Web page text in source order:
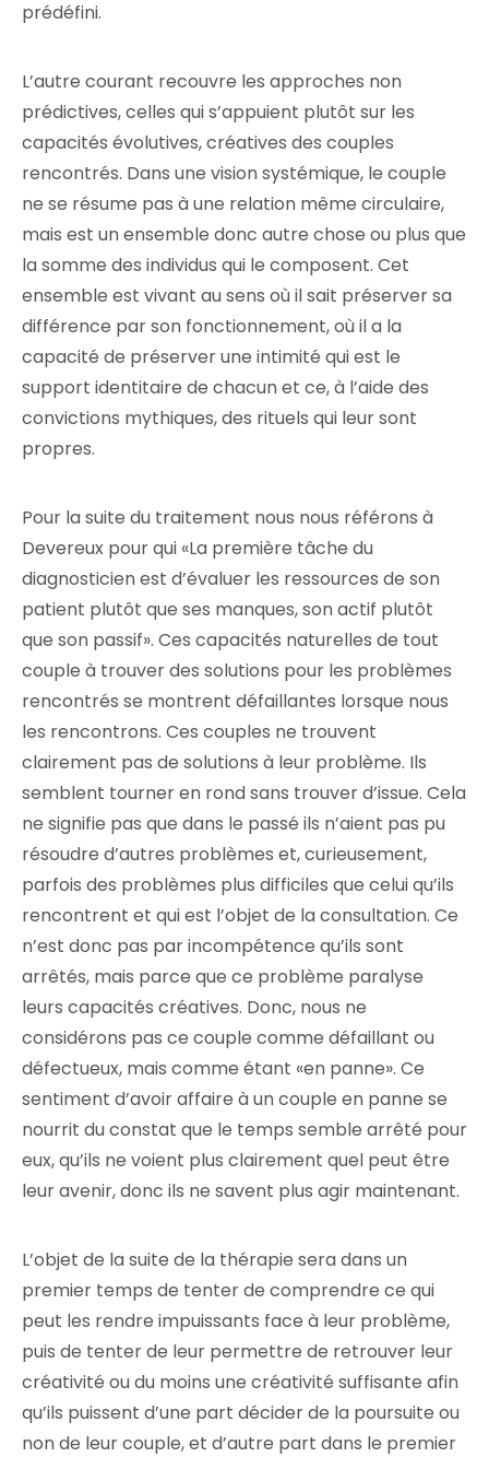
prédéfini.
L’autre courant recouvre les approches non
prédictives, celles qui s’appuient plutôt sur les
capacités évolutives, créatives des couples
rencontrés. Dans une vision systémique, le couple
ne se résume pas à une relation même circulaire,
mais est un ensemble donc autre chose ou plus que
la somme des individus qui le composent. Cet
ensemble est vivant au sens où il sait préserver sa
différence par son fonctionnement, où il a la
capacité de préserver une intimité qui est le
support identitaire de chacun et ce, à l’aide des
convictions mythiques, des rituels qui leur sont
propres.
Pour la suite du traitement nous nous référons à
Devereux pour qui «La première tâche du
diagnosticien est d’évaluer les ressources de son
patient plutôt que ses manques, son actif plutôt
que son passif». Ces capacités naturelles de tout
couple à trouver des solutions pour les problèmes
rencontrés se montrent défaillantes lorsque nous
les rencontrons. Ces couples ne trouvent
clairement pas de solutions à leur problème. Ils
semblent tourner en rond sans trouver d’issue. Cela
ne signifie pas que dans le passé ils n’aient pas pu
résoudre d’autres problèmes et, curieusement,
parfois des problèmes plus difficiles que celui qu’ils
rencontrent et qui est l’objet de la consultation. Ce
n’est donc pas par incompétence qu’ils sont
arrêtés, mais parce que ce problème paralyse
leurs capacités créatives. Donc, nous ne
considérons pas ce couple comme défaillant ou
défectueux, mais comme étant «en panne». Ce
sentiment d’avoir affaire à un couple en panne se
nourrit du constat que le temps semble arrêté pour
eux, qu’ils ne voient plus clairement quel peut être
leur avenir, donc ils ne savent plus agir maintenant.
L’objet de la suite de la thérapie sera dans un
premier temps de tenter de comprendre ce qui
peut les rendre impuissants face à leur problème,
puis de tenter de leur permettre de retrouver leur
créativité ou du moins une créativité suffisante afin
qu’ils puissent d’une part décider de la poursuite ou
non de leur couple, et d’autre part dans le premier